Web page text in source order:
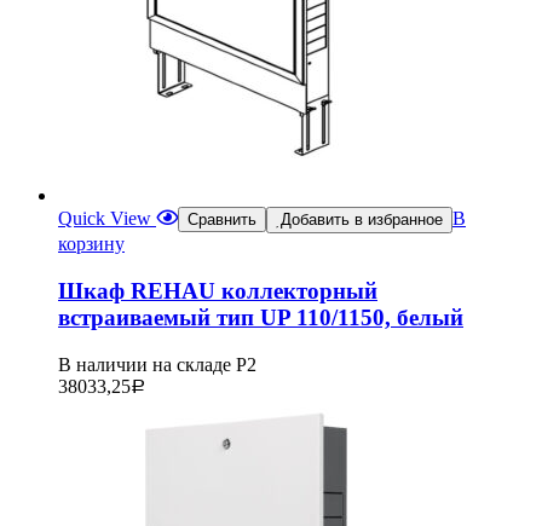
Quick View Сравнить Добавить в избранное В
корзину
Шкаф REHAU коллекторный
встраиваемый тип UP 110/1150, белый
В наличии на складе Р2
38033,25Р